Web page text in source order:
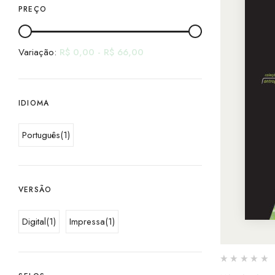
PREÇO
Variação: R$ 0,00 - R$ 66,00
IDIOMA
Português(1)
VERSÃO
Digital(1) Impressa(1)